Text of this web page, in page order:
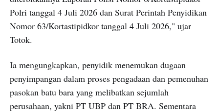
Polri tanggal 4 Juli 2026 dan Surat Perintah Penyidikan
Nomor 63/Kortastipidkor tanggal 4 Juli 2026," ujar
Totok.
Ia mengungkapkan, penyidik menemukan dugaan
penyimpangan dalam proses pengadaan dan pemenuhan
pasokan batu bara yang melibatkan sejumlah
perusahaan, yakni PT UBP dan PT BRA. Sementara